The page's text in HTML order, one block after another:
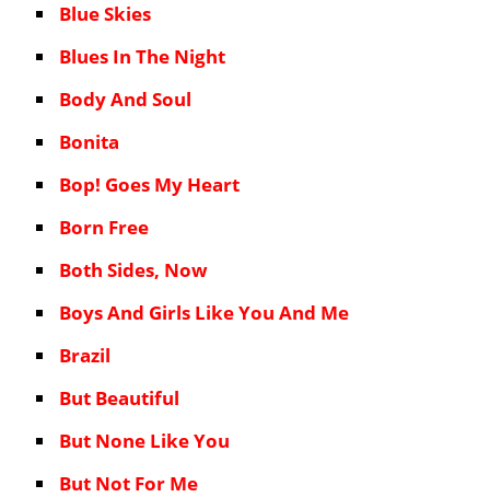
Blue Skies
Blues In The Night
Body And Soul
Bonita
Bop! Goes My Heart
Born Free
Both Sides, Now
Boys And Girls Like You And Me
Brazil
But Beautiful
But None Like You
But Not For Me